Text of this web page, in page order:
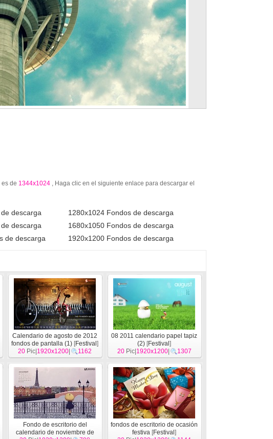
de 1344x1024 , Haga clic en el siguiente enlace para descargar el
descarga
1280x1024 Fondos de descarga
descarga
1680x1050 Fondos de descarga
de descarga 1920x1200 Fondos de descarga
Calendario de agosto de 2012
fondos de pantalla (1) [Festival ]
20 Pic| 1920x1200 1162
08 2011 calendario papel tapiz
(2) [Festival ]
20Pic| 1920x1200| 1307
Fondo de escritorio del
calendario de noviembre de
fondos de escritorio de ocasión
festiva [Festival ]